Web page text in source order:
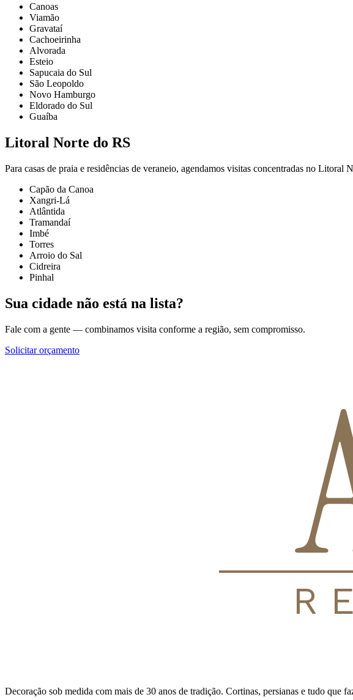
Canoas
Viamão
Gravataí
Cachoeirinha
Alvorada
Esteio
Sapucaia do Sul
São Leopoldo
Novo Hamburgo
Eldorado do Sul
Guaíba
Litoral Norte do RS
Para casas de praia e residências de veraneio, agendamos visitas concentradas no
Capão da Canoa
Xangri-Lá
Atlântida
Tramandaí
Imbé
Torres
Arroio do Sal
Cidreira
Pinhal
Sua cidade não está na lista?
Fale com a gente — combinamos visita conforme a região, sem compromisso.
Solicitar orçamento
Decoração sob medida com mais de 30 anos de tradição. Cortinas, persianas e tudo que